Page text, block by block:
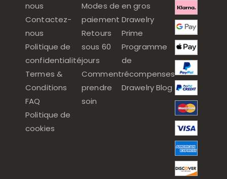
nous
Contactez-
nous
Politique de
confidentialité
Termes &
Conditions
FAQ
Politique de
cookies
Modes de
paiement
Retours
sous 60
jours
Comment
prendre
soin
en gros
Drawelry
Prime
Programme
de
récompenses
Drawelry Blog